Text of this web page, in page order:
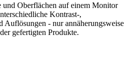
Oberflächen auf einem Monitor
Kontrast-,
Auflösungen - nur annäherungsweise
gefertigten Produkte.